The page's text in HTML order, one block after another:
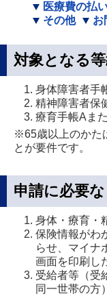
医療費の払
その他
お
対象となる
身体障害者手
精神障害者保
療育手帳Aま
※65歳以上のかた
とが要件です。
申請に必要
身体・療育・
保険情報がわ
らせ、マイナ
画面を印刷し
受給者等（受
同一世帯の方